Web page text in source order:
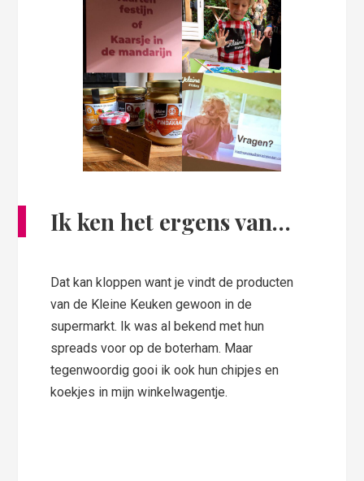
Ik ken het ergens van…
Dat kan kloppen want je vindt de producten
van de Kleine Keuken gewoon in de
supermarkt. Ik was al bekend met hun
spreads voor op de boterham. Maar
tegenwoordig gooi ik ook hun chipjes en
koekjes in mijn winkelwagentje.